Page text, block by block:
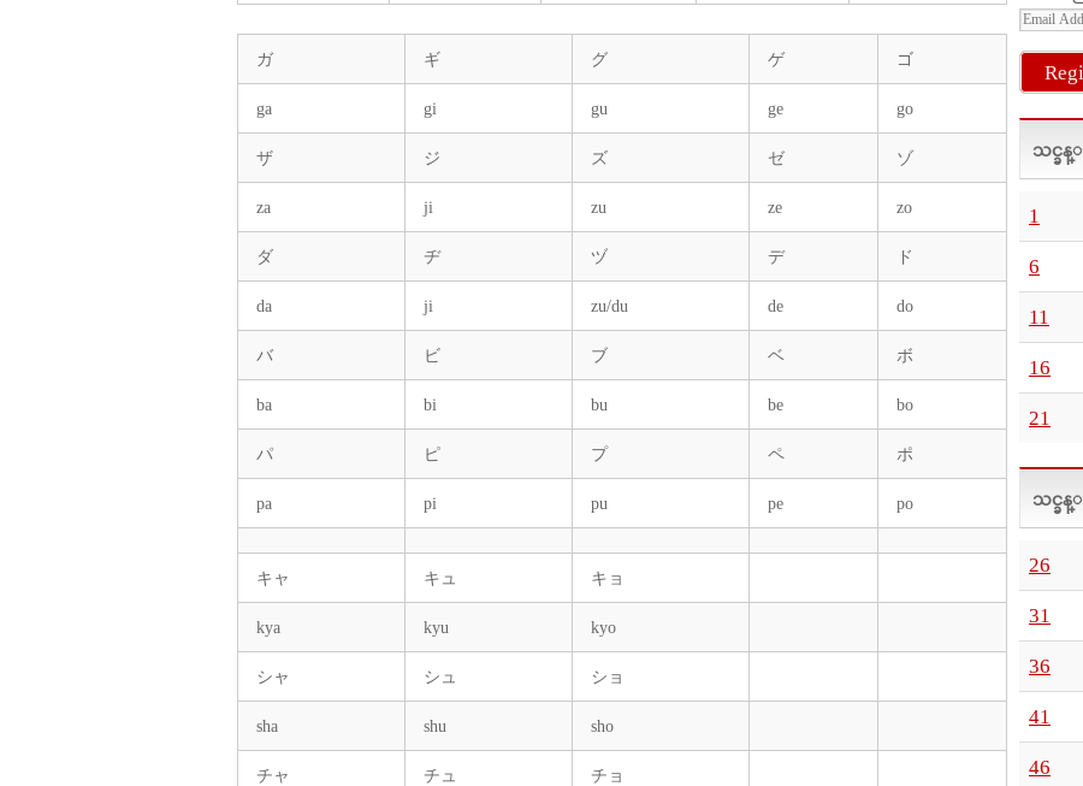
ガ ギ グ ゲ ゴ
ga gi gu ge go
ザ ジ ズ ゼ ゾ
za ji zu ze zo
ダ ヂ ヅ デ ド
da ji zu/du de do
バ ビ ブ ベ ボ
ba bi bu be bo
パ ピ プ ペ ポ
pa pi pu pe po
キャ キュ キョ
kya kyu kyo
シャ シュ ショ
sha shu sho
チャ チュ チョ
Email
အီးေ
စာ
သင္ခန္
1
6
11
16
21
သင္ခန္
26
31
36
41
46